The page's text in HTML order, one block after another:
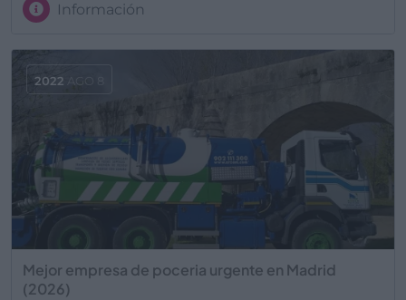
Información
Mejor empresa de poceria urgente en Madrid
(2026)
2022 AGO 8